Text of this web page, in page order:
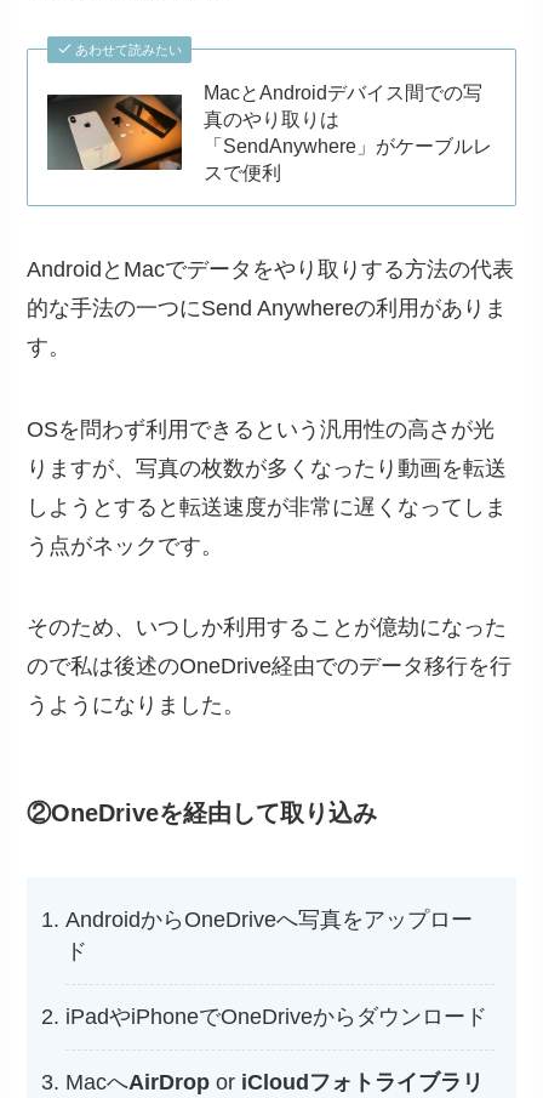
あわせて読みたい
MacとAndroidデバイス間での写
真のやり取りは
「SendAnywhere」がケーブルレ
スで便利
AndroidとMacでデータをやり取りする方法の代表
的な手法の一つにSend Anywhereの利用がありま
す。
OSを問わず利用できるという汎用性の高さが光
りますが、写真の枚数が多くなったり動画を転送
しようとすると転送速度が非常に遅くなってしま
う点がネックです。
そのため、いつしか利用することが億劫になった
ので私は後述のOneDrive経由でのデータ移行を行
うようになりました。
②OneDriveを経由して取り込み
AndroidからOneDriveへ写真をアップロー
ド
iPadやiPhoneでOneDriveからダウンロード
MacへAirDroporiCloudフォトライブラリ